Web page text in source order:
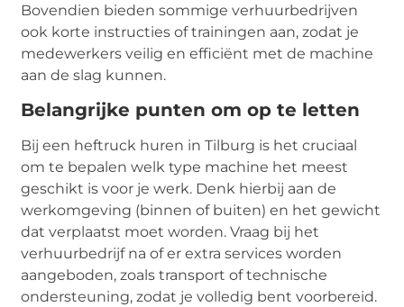
Bovendien bieden sommige verhuurbedrijven
ook korte instructies of trainingen aan, zodat je
medewerkers veilig en efficiënt met de machine
aan de slag kunnen.
Belangrijke punten om op te letten
Bij een heftruck huren in Tilburg is het cruciaal
om te bepalen welk type machine het meest
geschikt is voor je werk. Denk hierbij aan de
werkomgeving (binnen of buiten) en het gewicht
dat verplaatst moet worden. Vraag bij het
verhuurbedrijf na of er extra services worden
aangeboden, zoals transport of technische
ondersteuning, zodat je volledig bent voorbereid.